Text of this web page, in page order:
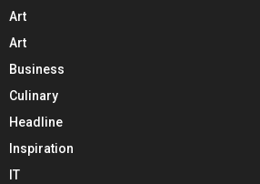
Art
Art
Business
Culinary
Headline
Inspiration
IT